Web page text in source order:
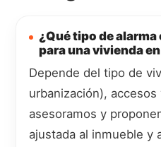
¿Qué tipo de
para una vivienda
Depende del tipo de
urbanización),
asesoramos y
ajustada al inmueble y